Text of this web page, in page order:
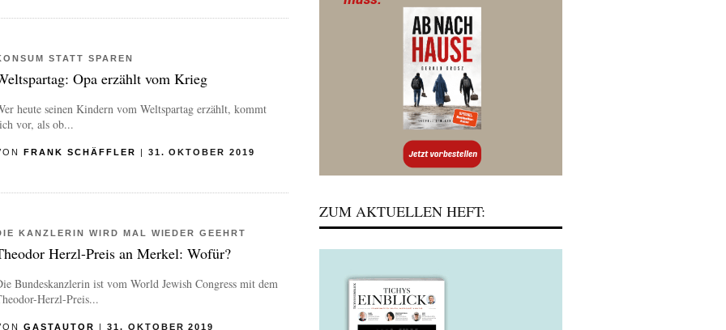
STATT SPAREN
Opa erzählt vom Krieg
heute seinen Kindern vom Weltspartag erzählt, kommt
vor, als ob...
FRANK SCHÄFFLER | 31. OKTOBER 2019
KANZLERIN WIRD MAL WIEDER GEEHRT
Herzl-Preis an Merkel: Wofür?
Bundeskanzlerin ist vom World Jewish Congress mit dem
Herzl-Preis...
GASTAUTOR | 31. OKTOBER 2019
ZUM AKTUELLEN HEFT: